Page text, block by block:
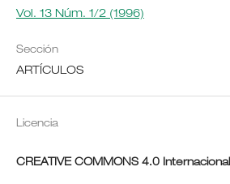
Vol. 13 Núm. 1/2 (1996)
Sección
ARTÍCULOS
Licencia
CREATIVE COMMONS 4.0 Internacional